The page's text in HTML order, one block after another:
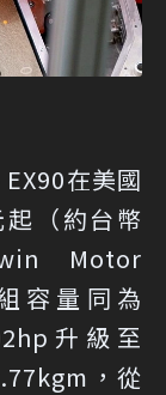
在美國
（約台幣
Motor
容量同為
升級至
，從